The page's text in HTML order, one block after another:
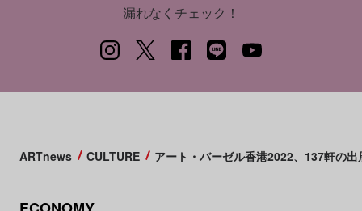
漏れなくチェック！
ARTnews CULTURE アート・バーゼル香港2022、137軒の